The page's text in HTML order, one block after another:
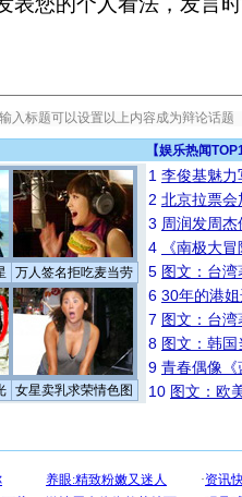
【娱乐热闻
万人签名拒吃麦当劳
女星卖乳求荣情色图
1 李俊基魅力
2 北京拉票
3 周润发周
4
《南极大
5 图文：台
6 30年的港
7 图文：台
8 图文：韩
9 青春偶像《
10 图文：欧